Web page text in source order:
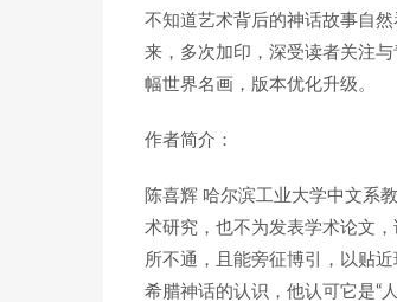
不知道艺术背后的神话故事自
来，多次加印，深受读者关注
幅世界名画，版本优化升级。
作者简介：
陈喜辉 哈尔滨工业大学中文系
术研究，也不为发表学术论文
所不通，且能旁征博引，以贴
希腊神话的认识，他认可它是“